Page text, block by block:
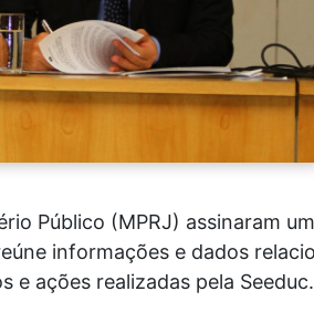
Público (MPRJ) assinaram
informações e dados
e ações realizadas pela Seeduc.